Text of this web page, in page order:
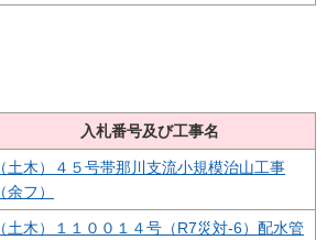
入札番号及び工事名
（土木）４５号帯那川支流小規模治山工事
（余フ）
（土木）１１００１４号（R7災対-6）配水管